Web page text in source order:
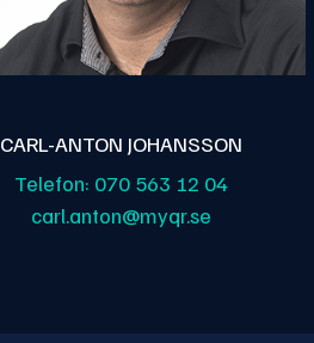
CARL-ANTON JOHANSSON
Telefon: 070 563 12 04
carl.anton@myqr.se